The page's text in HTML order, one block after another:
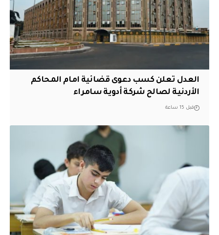
العدل تعلن كسب دعوى قضائية امام المحاكم
الأردنية لصالح شركة أدوية سامراء
قبل 15 ساعة